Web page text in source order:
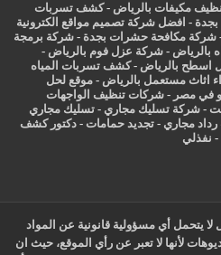
مكيفات بالرياض -كشف تسربات
- افضل شركة تصميم مواقع الكترونية
شركة مكافحة حشرات بجدة -شركة برمجة
بالرياض -شركة عزل فوم بالرياض -
اسطح بالرياض -كشف تسربات المياه
اثاث مستعمل بالرياض - موقع لحل
في مصر -شركات تنظيف الواجهات
-شركة تسليك مجاري -تسليك مجاري
مجاري -تجديد حمامات -دكتور كشف
- نفذلي
يتحمل أي مسؤولية قانونية عن المواد
لأنها لا تعبر عن رأي الموقع، حيث ان